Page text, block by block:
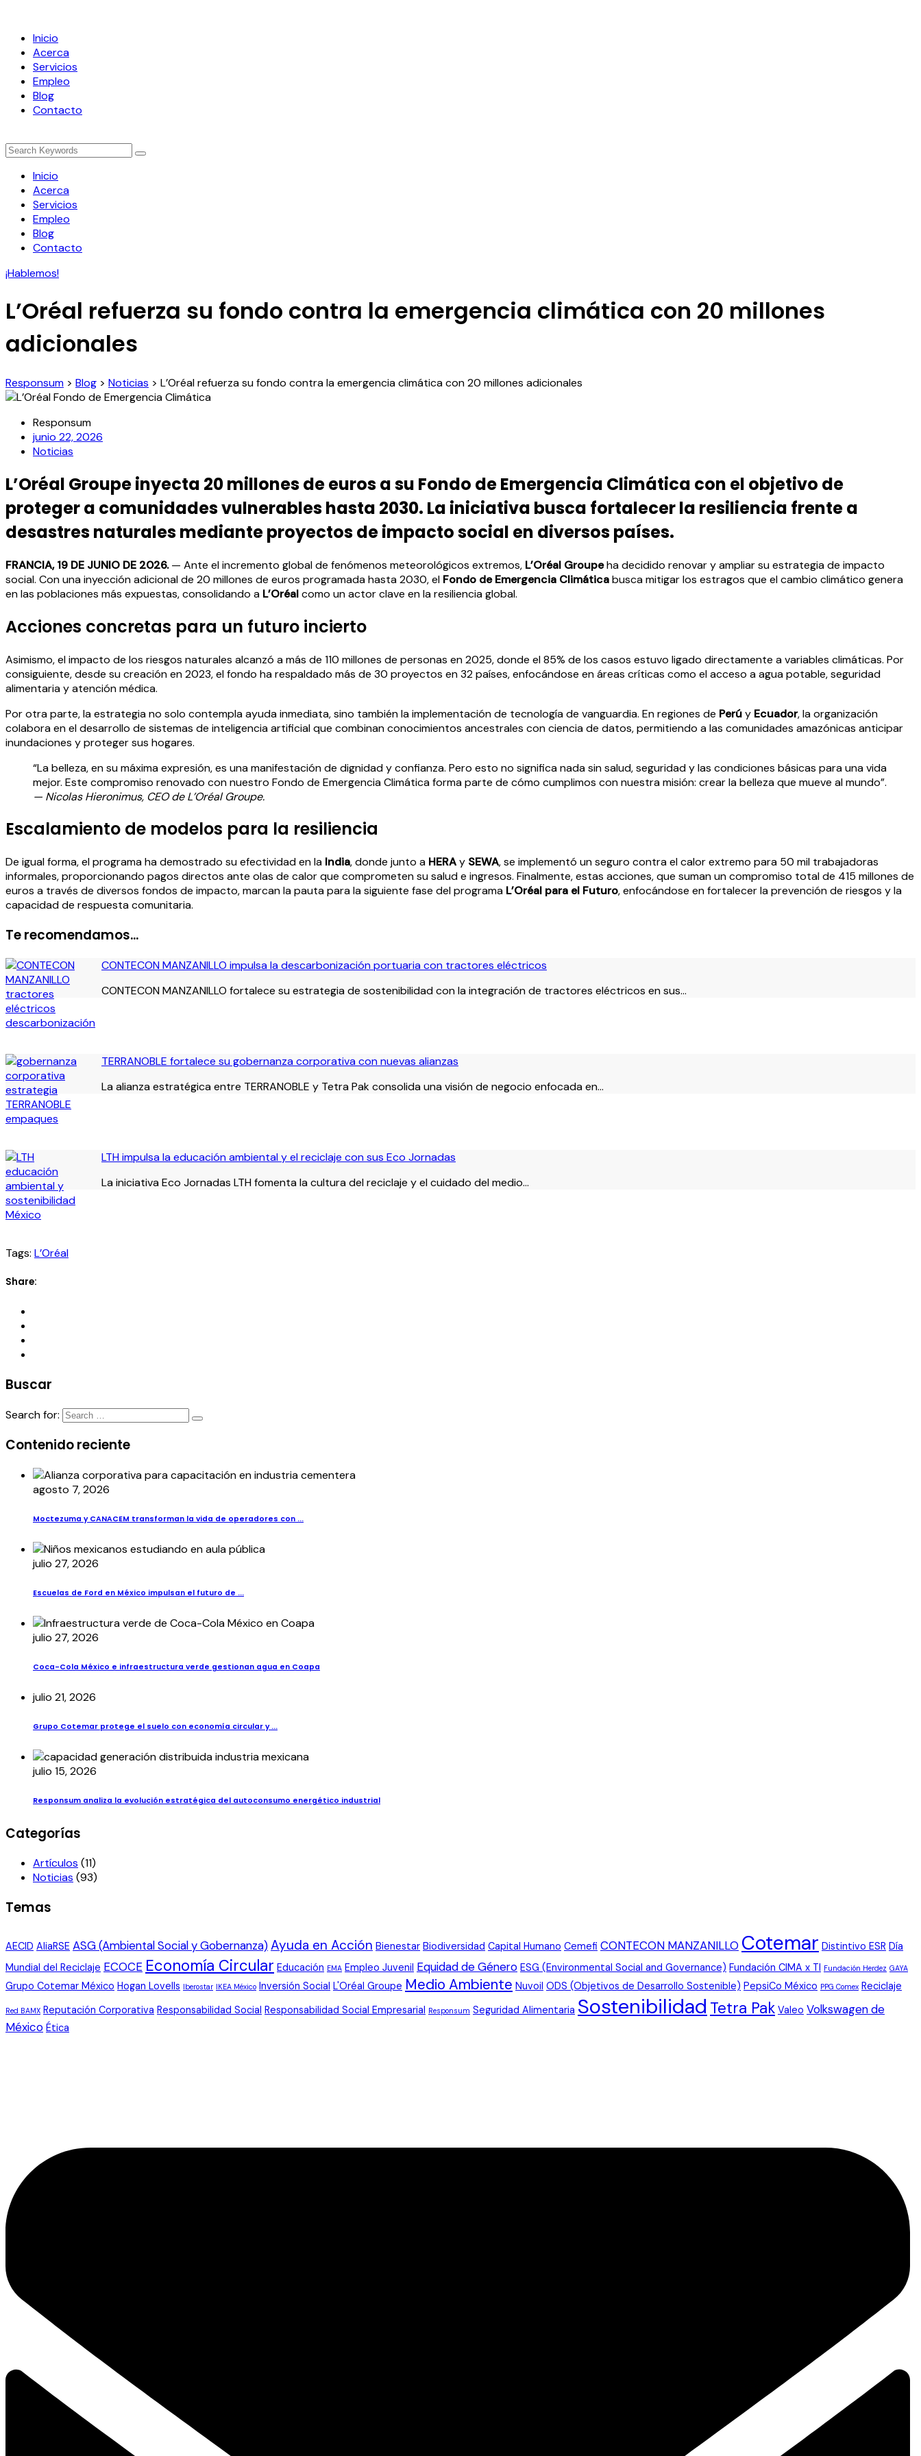
Inicio
Acerca
Servicios
Empleo
Blog
Contacto
Inicio
Acerca
Servicios
Empleo
Blog
Contacto
¡Hablemos!
L’Oréal refuerza su fondo contra la emergencia climática con 20 millones
adicionales
Responsum > Blog > Noticias > L’Oréal refuerza su fondo contra la emergencia climática con 20 millones adicionales
Responsum
junio 22, 2026
Noticias
L’Oréal Groupe inyecta 20 millones de euros a su Fondo de Emergencia Climática con el objetivo de
proteger a comunidades vulnerables hasta 2030. La iniciativa busca fortalecer la resiliencia frente a
desastres naturales mediante proyectos de impacto social en diversos países.
FRANCIA, 19 DE JUNIO DE 2026.— Ante el incremento global de fenómenos meteorológicos extremos, L’Oréal Groupeha decidido renovar y ampliar su estrategia de impacto
social. Con una inyección adicional de 20 millones de euros programada hasta 2030, el Fondo de Emergencia Climáticabusca mitigar los estragos que el cambio climático genera
en las poblaciones más expuestas, consolidando a L’Oréalcomo un actor clave en la resiliencia global.
Acciones concretas para un futuro incierto
Asimismo, el impacto de los riesgos naturales alcanzó a más de 110 millones de personas en 2025, donde el 85% de los casos estuvo ligado directamente a variables climáticas. Por
consiguiente, desde su creación en 2023, el fondo ha respaldado más de 30 proyectos en 32 países, enfocándose en áreas críticas como el acceso a agua potable, seguridad
alimentaria y atención médica.
Por otra parte, la estrategia no solo contempla ayuda inmediata, sino también la implementación de tecnología de vanguardia. En regiones de Perúy Ecuador, la organización
colabora en el desarrollo de sistemas de inteligencia artificial que combinan conocimientos ancestrales con ciencia de datos, permitiendo a las comunidades amazónicas anticipar
inundaciones y proteger sus hogares.
“La belleza, en su máxima expresión, es una manifestación de dignidad y confianza. Pero esto no significa nada sin salud, seguridad y las condiciones básicas para una vida
mejor. Este compromiso renovado con nuestro Fondo de Emergencia Climática forma parte de cómo cumplimos con nuestra misión: crear la belleza que mueve al mundo”.
— Nicolas Hieronimus, CEO de L’Oréal Groupe.
Escalamiento de modelos para la resiliencia
De igual forma, el programa ha demostrado su efectividad en la India, donde junto a HERAy SEWA, se implementó un seguro contra el calor extremo para 50 mil trabajadoras
informales, proporcionando pagos directos ante olas de calor que comprometen su salud e ingresos. Finalmente, estas acciones, que suman un compromiso total de 415 millones de
euros a través de diversos fondos de impacto, marcan la pauta para la siguiente fase del programa L’Oréal para el Futuro, enfocándose en fortalecer la prevención de riesgos y la
capacidad de respuesta comunitaria.
Te recomendamos...
CONTECON MANZANILLO impulsa la descarbonización portuaria con tractores eléctricos
CONTECON MANZANILLO fortalece su estrategia de sostenibilidad con la integración de tractores eléctricos en sus…
TERRANOBLE fortalece su gobernanza corporativa con nuevas alianzas
La alianza estratégica entre TERRANOBLE y Tetra Pak consolida una visión de negocio enfocada en…
LTH impulsa la educación ambiental y el reciclaje con sus Eco Jornadas
La iniciativa Eco Jornadas LTH fomenta la cultura del reciclaje y el cuidado del medio…
Tags: L’Oréal
Share:
Buscar
Search for:
Contenido reciente
agosto 7, 2026
Moctezuma y CANACEM transforman la vida de operadores con ...
julio 27, 2026
Escuelas de Ford en México impulsan el futuro de ...
julio 27, 2026
Coca-Cola México e infraestructura verde gestionan agua en Coapa
julio 21, 2026
Grupo Cotemar protege el suelo con economía circular y ...
julio 15, 2026
Responsum analiza la evolución estratégica del autoconsumo energético industrial
Categorías
Artículos (11)
Noticias (93)
Temas
AECID AliaRSE ASG (Ambiental Social y Gobernanza)Ayuda en Acción Bienestar Biodiversidad Capital Humano Cemefi CONTECON MANZANILLO Cotemar Distintivo ESR Día
Mundial del Reciclaje ECOCE Economía Circular Educación EMA Empleo Juvenil Equidad de Género ESG (Environmental Social and Governance) Fundación CIMA x TI Fundación Herdez GAYA
Grupo Cotemar México Hogan Lovells Iberostar IKEA México Inversión Social L'Oréal Groupe Medio Ambiente Nuvoil ODS (Objetivos de Desarrollo Sostenible) PepsiCo México PPG Comex Reciclaje
Red BAMX Reputación Corporativa Responsabilidad Social Responsabilidad Social Empresarial Responsum Seguridad Alimentaria Sostenibilidad Tetra Pak Valeo Volkswagen de
México Ética